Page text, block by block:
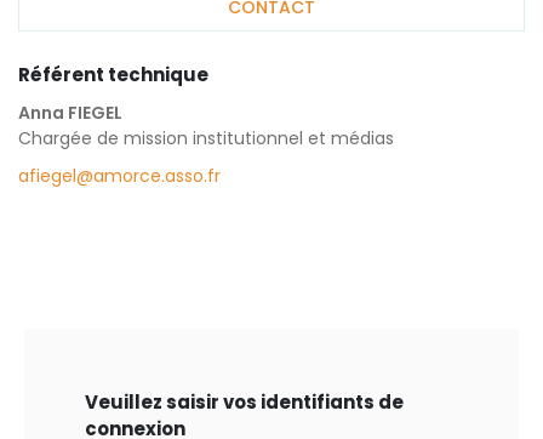
CONTACT
Référent technique
Anna FIEGEL
Chargée de mission institutionnel et médias
afiegel@amorce.asso.fr
Veuillez saisir vos identifiants de
connexion